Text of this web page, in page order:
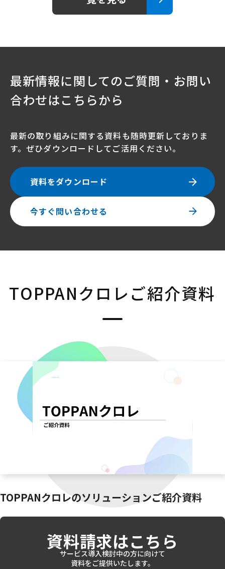
最新情報に関してのご質問・お問い
合わせはこちらから
最新の取り組みに関する資料も随時更新しておりま
す。ぜひダウンロードしてご活用ください。
資料をダウンロード
今すぐ問い合わせる
TOPPANクロレご紹介資料
TOPPANクロレのソリューションご紹介資料
資料請求はこちら
サービス導入検討中の方に向けて
資料をご提供いたします。